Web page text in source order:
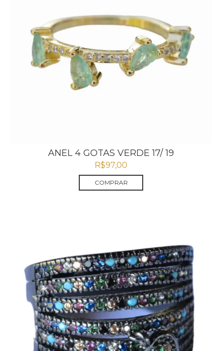
ANEL 4 GOTAS VERDE 17/ 19
R$97,00
COMPRAR